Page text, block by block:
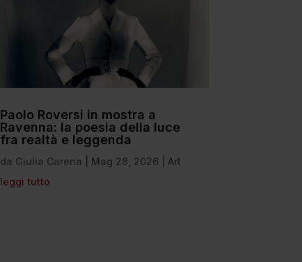
Paolo Roversi in mostra a
Ravenna: la poesia della luce
fra realtà e leggenda
da Giulia Carena Mag 28, 2026
Art
leggi tutto